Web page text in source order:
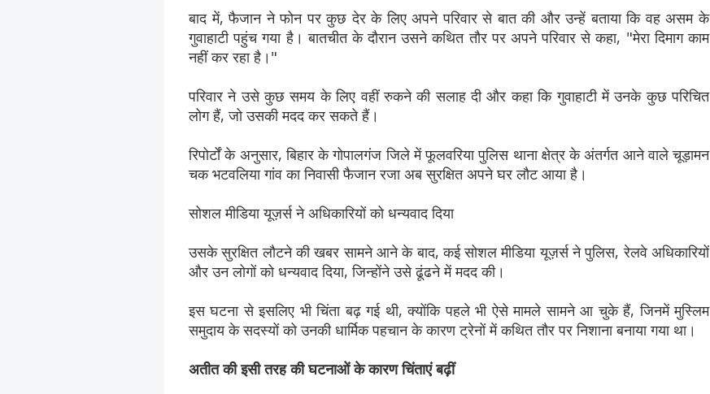
बाद में, फैजान ने फोन पर कुछ देर के लिए अपने परिवार से बात की और उन्हें बताया कि वह असम के
गुवाहाटी पहुंच गया है। बातचीत के दौरान उसने कथित तौर पर अपने परिवार से कहा, "मेरा दिमाग काम
नहीं कर रहा है।"
परिवार ने उसे कुछ समय के लिए वहीं रुकने की सलाह दी और कहा कि गुवाहाटी में उनके कुछ परिचित
लोग हैं, जो उसकी मदद कर सकते हैं।
रिपोर्टों के अनुसार, बिहार के गोपालगंज जिले में फूलवरिया पुलिस थाना क्षेत्र के अंतर्गत आने वाले चूड़ामन
चक भटवलिया गांव का निवासी फैजान रजा अब सुरक्षित अपने घर लौट आया है।
सोशल मीडिया यूज़र्स ने अधिकारियों को धन्यवाद दिया
उसके सुरक्षित लौटने की खबर सामने आने के बाद, कई सोशल मीडिया यूज़र्स ने पुलिस, रेलवे अधिकारियों
और उन लोगों को धन्यवाद दिया, जिन्होंने उसे ढूंढने में मदद की।
इस घटना से इसलिए भी चिंता बढ़ गई थी, क्योंकि पहले भी ऐसे मामले सामने आ चुके हैं, जिनमें मुस्लिम
समुदाय के सदस्यों को उनकी धार्मिक पहचान के कारण ट्रेनों में कथित तौर पर निशाना बनाया गया था।
अतीत की इसी तरह की घटनाओं के कारण चिंताएं बढ़ीं